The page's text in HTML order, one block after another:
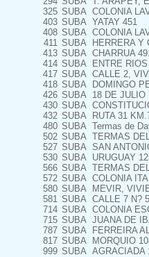
325 SUBA COLONIA
403 SUBA YATAY 451
408 SUBA COLONIA
411 SUBA HERRERA Y
413 SUBA CHARRUA
414 SUBA ENTRE
417 SUBA CALLE 2,
418 SUBA DOMINGO
426 SUBA 18 DE JULIO
430 SUBA
432 SUBA RUTA 31
480 SUBA Termas de
502 SUBA TERMAS
527 SUBA SAN
530 SUBA URUGUAY
566 SUBA TERMAS
572 SUBA COLONIA
580 SUBA MEVIR,
581 SUBA CALLE 7 N?
714 SUBA COLONIA
715 SUBA JUANA DE
787 SUBA FERREIRA
817 SUBA MORQUIO
999 SUBA AGRACIADA